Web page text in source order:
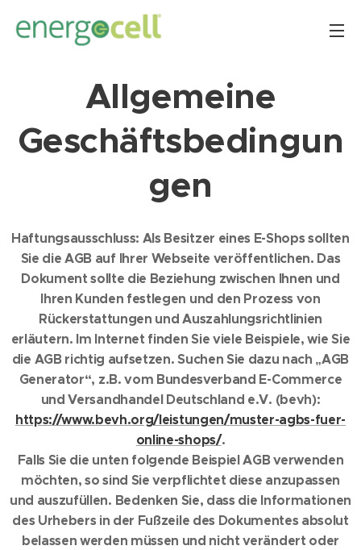
Allgemeine
Geschäftsbedingun
gen
Haftungsausschluss: Als Besitzer eines E-Shops sollten
Sie die AGB auf Ihrer Webseite veröffentlichen. Das
Dokument sollte die Beziehung zwischen Ihnen und
Ihren Kunden festlegen und den Prozess von
Rückerstattungen und Auszahlungsrichtlinien
erläutern. Im Internet finden Sie viele Beispiele, wie Sie
die AGB richtig aufsetzen. Suchen Sie dazu nach „AGB
Generator“, z.B. vom Bundesverband E-Commerce
und Versandhandel Deutschland e.V. (bevh):
https://www.bevh.org/leistungen/muster-agbs-fuer-
online-shops/.
Falls Sie die unten folgende Beispiel AGB verwenden
möchten, so sind Sie verpflichtet diese anzupassen
und auszufüllen. Bedenken Sie, dass die Informationen
des Urhebers in der Fußzeile des Dokumentes absolut
belassen werden müssen und nicht verändert oder